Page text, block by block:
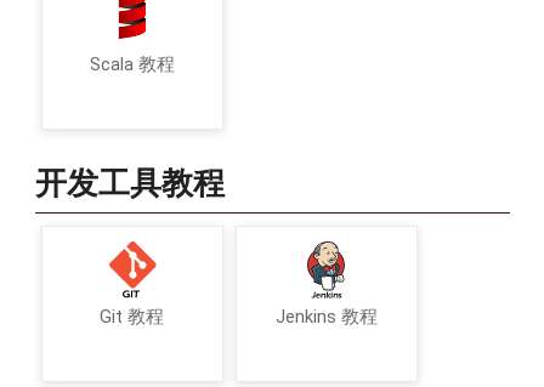
Scala 教程
开发工具教程
Git 教程 Jenkins 教程